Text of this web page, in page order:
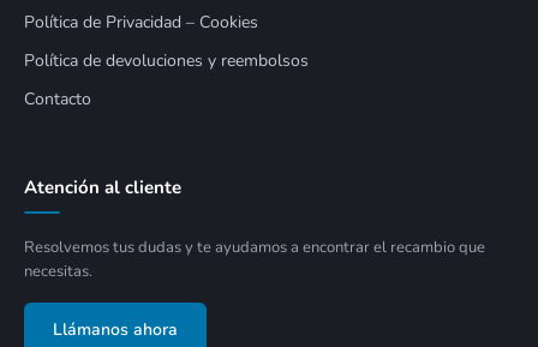
Política de Privacidad – Cookies
Política de devoluciones y reembolsos
Contacto
Atención al cliente
Resolvemos tus dudas y te ayudamos a encontrar el recambio que
necesitas.
Llámanos ahora